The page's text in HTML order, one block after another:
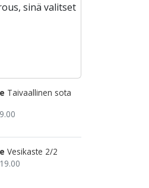
sinä valitset
Taivaallinen sota
Vesikaste 2/2